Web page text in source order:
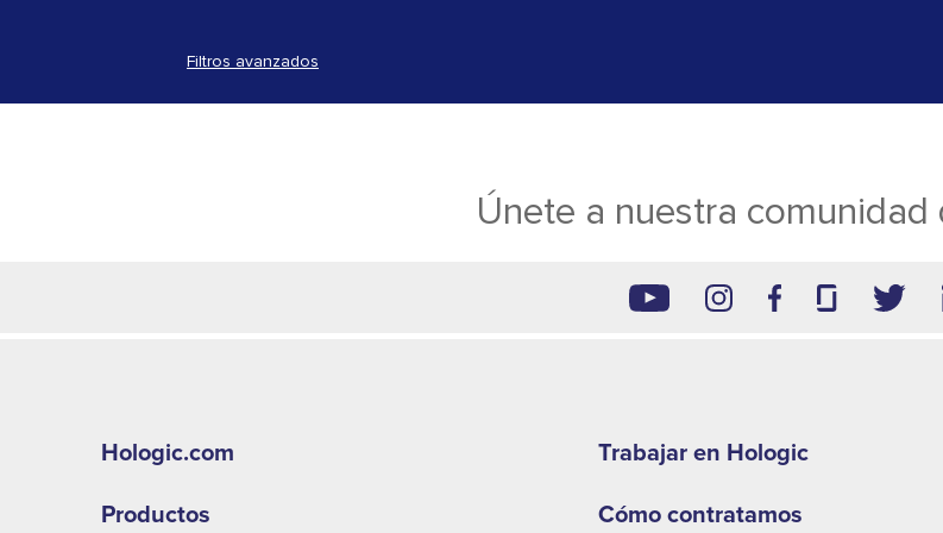
Filtros avanzados
Únete a nuestra comunidad
Hologic.com
Productos
second
menu
Trabajar en Hologic
Cómo contratamos